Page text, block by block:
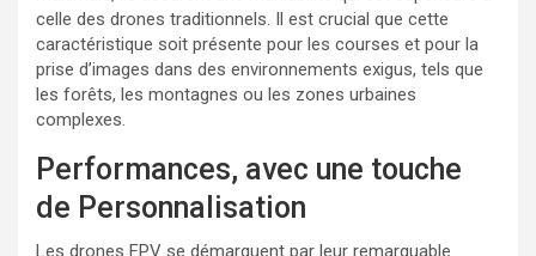
celle des drones traditionnels. Il est crucial que cette
caractéristique soit présente pour les courses et pour la
prise d’images dans des environnements exigus, tels que
les forêts, les montagnes ou les zones urbaines
complexes.
Performances, avec une touche
de Personnalisation